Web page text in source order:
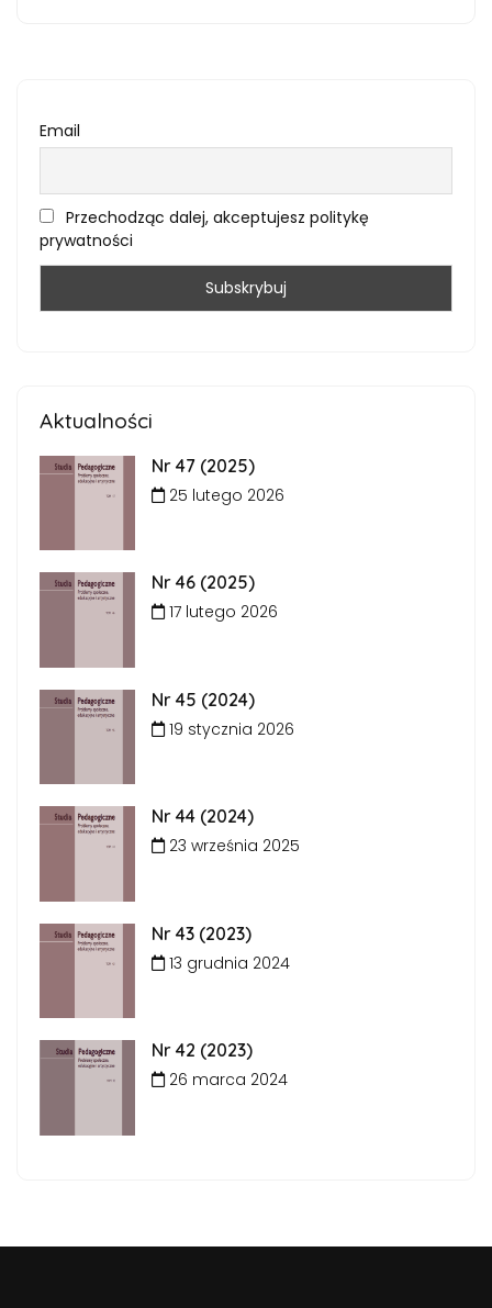
Email
Przechodząc dalej, akceptujesz politykę
prywatności
Aktualności
Nr 47 (2025)
25 lutego 2026
Nr 46 (2025)
17 lutego 2026
Nr 45 (2024)
19 stycznia 2026
Nr 44 (2024)
23 września 2025
Nr 43 (2023)
13 grudnia 2024
Nr 42 (2023)
26 marca 2024